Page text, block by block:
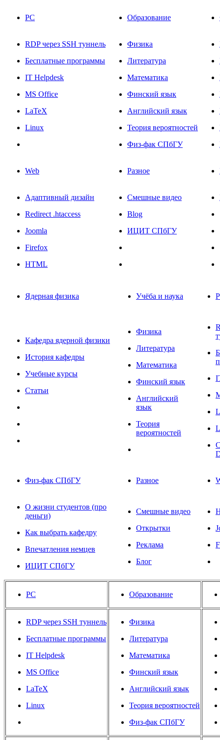
PC Образование
RDP через SSH туннель
Бесплатные программы
IT Helpdesk
MS Office
LaTeX
Linux
Физика
Литература
Математика
Финский язык
Английский язык
Теория вероятностей
Физ-фак СПбГУ
Web Разное
Адаптивный дизайн
Redirect .htaccess
Joomla
Firefox
HTML
Смешные видео
Blog
ИЦИТ СПбГУ
Ядерная физика Учёба и наука
Кафедра ядерной физики
История кафедры
Учебные курсы
Статьи
Физика
Литература
Математика
Финский язык
Английский
язык
Теория
вероятностей
Физ-фак СПбГУ Разное
О жизни студентов (про
деньги)
Как выбрать кафедру
Впечатления немцев
ИЦИТ СПбГУ
Смешные видео
Открытки
Реклама
Блог
PC Образование
RDP через SSH туннель
Бесплатные программы
IT Helpdesk
MS Office
LaTeX
Linux
Физика
Литература
Математика
Финский язык
Английский язык
Теория вероятностей
Физ-фак СПбГУ